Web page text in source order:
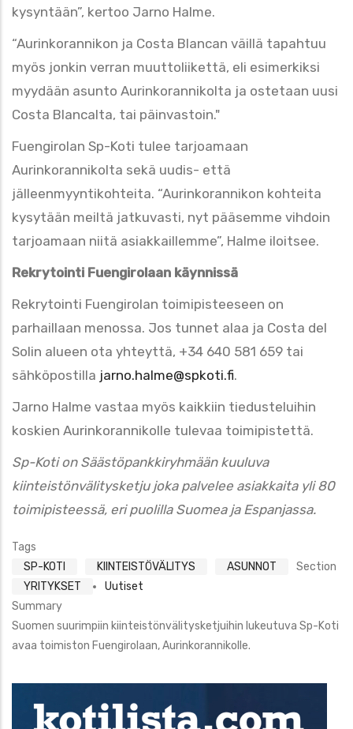
kysyntään”, kertoo Jarno Halme.
“Aurinkorannikon ja Costa Blancan väillä tapahtuu
myös jonkin verran muuttoliikettä, eli esimerkiksi
myydään asunto Aurinkorannikolta ja ostetaan uusi
Costa Blancalta, tai päinvastoin."
Fuengirolan Sp-Koti tulee tarjoamaan
Aurinkorannikolta sekä uudis- että
jälleenmyyntikohteita. “Aurinkorannikon kohteita
kysytään meiltä jatkuvasti, nyt pääsemme vihdoin
tarjoamaan niitä asiakkaillemme”, Halme iloitsee.
Rekrytointi Fuengirolaan käynnissä
Rekrytointi Fuengirolan toimipisteeseen on
parhaillaan menossa. Jos tunnet alaa ja Costa del
Solin alueen ota yhteyttä, +34 640 581 659 tai
sähköpostilla jarno.halme@spkoti.fi.
Jarno Halme vastaa myös kaikkiin tiedusteluihin
koskien Aurinkorannikolle tulevaa toimipistettä.
Sp-Koti on Säästöpankkiryhmään kuuluva
kiinteistönvälitysketju joka palvelee asiakkaita yli 80
toimipisteessä, eri puolilla Suomea ja Espanjassa.
Tags
SP-KOTI
KIINTEISTÖVÄLITYS
ASUNNOT
YRITYKSET
Section
Uutiset
Summary
Suomen suurimpiin kiinteistönvälitysketjuihin lukeutuva Sp-Koti
avaa toimiston Fuengirolaan, Aurinkorannikolle.